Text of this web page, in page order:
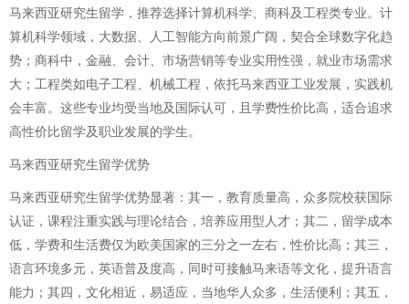
马来西亚研究生留学，推荐选择计算机科学、商科及工程类专业。计
算机科学领域，大数据、人工智能方向前景广阔，契合全球数字化趋
势；商科中，金融、会计、市场营销等专业实用性强，就业市场需求
大；工程类如电子工程、机械工程，依托马来西亚工业发展，实践机
会丰富。这些专业均受当地及国际认可，且学费性价比高，适合追求
高性价比留学及职业发展的学生。
马来西亚研究生留学优势
马来西亚研究生留学优势显著：其一，教育质量高，众多院校获国际
认证，课程注重实践与理论结合，培养应用型人才；其二，留学成本
低，学费和生活费仅为欧美国家的三分之一左右，性价比高；其三，
语言环境多元，英语普及度高，同时可接触马来语等文化，提升语言
能力；其四，文化相近，易适应，当地华人众多，生活便利；其五，